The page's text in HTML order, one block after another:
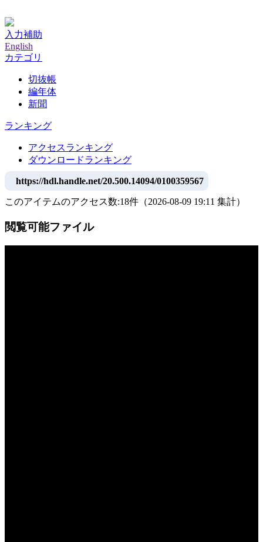
入力補助
English
カテゴリ
切抜帳
編年体
新聞
ランキング
アクセスランキング
ダウンロードランキング
https://hdl.handle.net/20.500.14094/0100359567
このアイテムのアクセス数:18件 （2026-08-09 19:11 集計）
閲覧可能ファイル